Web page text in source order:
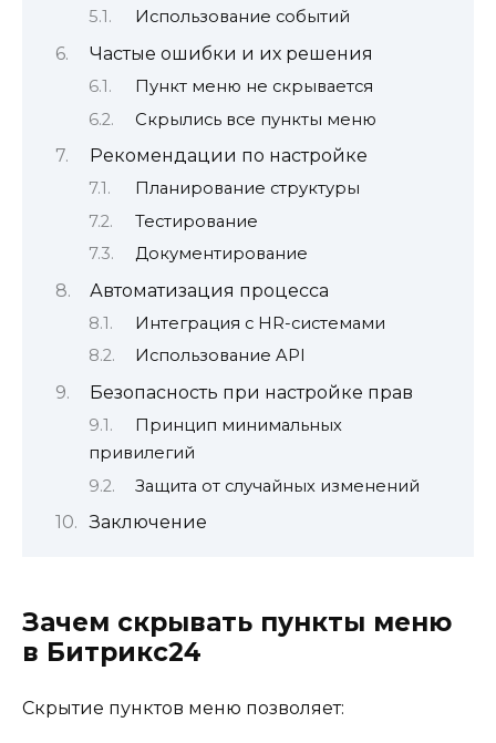
Использование событий
Частые ошибки и их решения
Пункт меню не скрывается
Скрылись все пункты меню
Рекомендации по настройке
Планирование структуры
Тестирование
Документирование
Автоматизация процесса
Интеграция с HR-системами
Использование API
Безопасность при настройке прав
Принцип минимальных
привилегий
Защита от случайных изменений
Заключение
Зачем скрывать пункты меню
в Битрикс24
Скрытие пунктов меню позволяет: